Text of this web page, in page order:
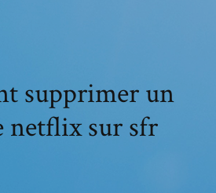
supprimer un
netflix sur sfr